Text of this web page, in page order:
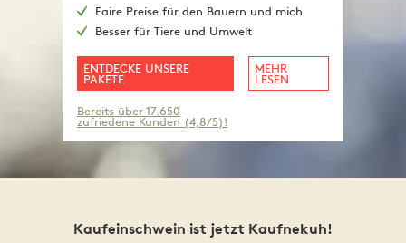
Faire Preise für den Bauern und mich
Besser für Tiere und Umwelt
ENTDECKE UNSERE
PAKETE
MEHR
LESEN
Bereits über 17.650
zufriedene Kunden (4,8/5)!
Kaufeinschwein ist jetzt Kaufnekuh!